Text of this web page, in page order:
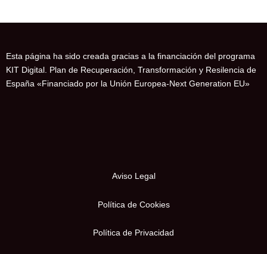
Esta página ha sido creada gracias a la financiación del programa
KIT Digital. Plan de Recuperación, Transformación y Resilencia de
España «Financiado por la Unión Europea-Next Generation EU»
Aviso Legal
Política de Cookies
Política de Privacidad